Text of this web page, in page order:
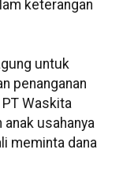
keterangan
untuk
penanganan
Waskita
usahanya
meminta dana